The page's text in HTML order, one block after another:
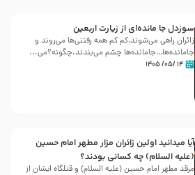
سوزدل جا مانده‌ای از زیارت اربعین
زائران راهی می‌شوند،کم‌ کم همه رفتنی‌ها می‌روند و
جامانده‌ها…جامانده‌ها چشم می‌بندند.چگونه؟می‌...
۱۴ /۰۵/ ۱۴۰۵
آیا میدانید اولین زائران مزار مطهر امام حسین
(علیه السلام) چه کسانی بودند؟
مرقد مطهر امام حسین (علیه السلام) و قتلگاه ایشان از